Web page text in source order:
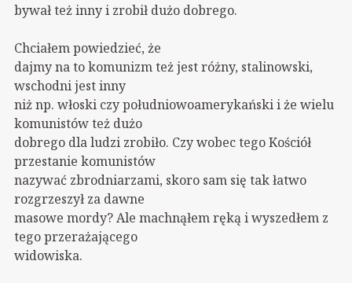
bywał też inny i zrobił dużo dobrego.
Chciałem powiedzieć, że
dajmy na to komunizm też jest różny, stalinowski,
wschodni jest inny
niż np. włoski czy południowoamerykański i że wielu
komunistów też dużo
dobrego dla ludzi zrobiło. Czy wobec tego Kościół
przestanie komunistów
nazywać zbrodniarzami, skoro sam się tak łatwo
rozgrzeszył za dawne
masowe mordy? Ale machnąłem ręką i wyszedłem z
tego przerażającego
widowiska.